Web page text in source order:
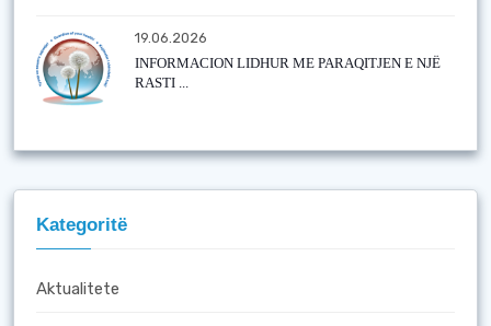
19.06.2026
INFORMACION LIDHUR ME PARAQITJEN E NJË
RASTI ...
Kategoritë
Aktualitete